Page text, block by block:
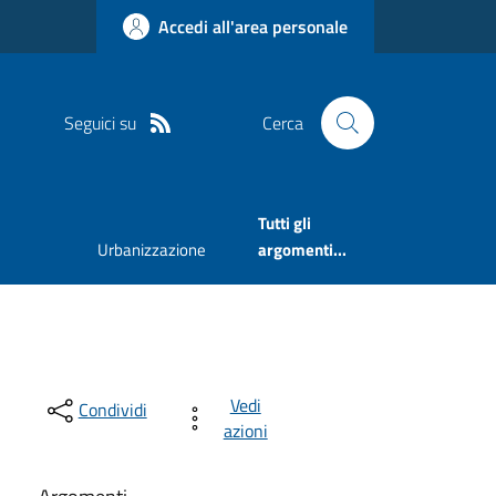
Accedi all'area personale
Seguici su Cerca
Urbanizzazione
Tutti gli
argomenti...
Condividi
Vedi
azioni